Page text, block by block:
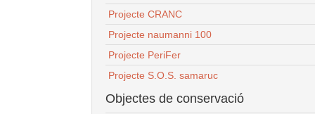
Projecte CRANC
Projecte naumanni 100
Projecte PeriFer
Projecte S.O.S. samaruc
Objectes de conservació